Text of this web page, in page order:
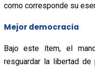
como corresponde su
Mejor democracia
Bajo este ítem, el
resguardar la libertad de